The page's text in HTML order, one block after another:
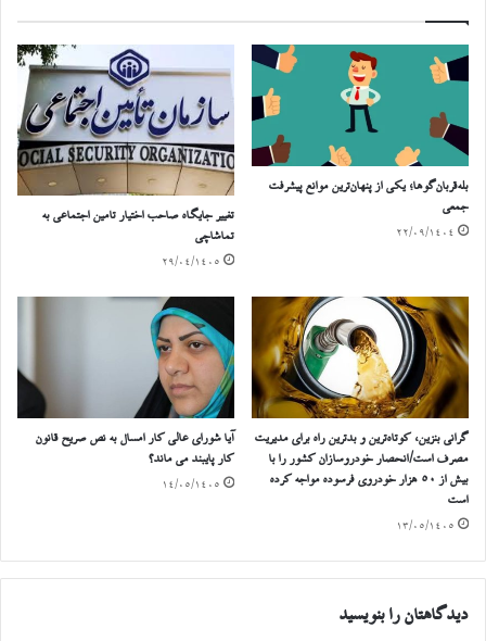
بله‌قربان‌گوها؛ یکی از پنهان‌ترین موانع پیشرفت
جمعی
۲۲/۰۹/۱۴۰۴
تغییر جایگاه صاحب اختیار تامین اجتماعی به
تماشاچی
۲۹/۰۴/۱۴۰۵
گرانی بنزین، کوتاه‌ترین و بدترین راه برای مدیریت
مصرف است/انحصار خودروسازان کشور را با
بیش از ۵۰ هزار خودروی فرسوده مواجه کرده
است
۱۳/۰۵/۱۴۰۵
آیا شورای عالی کار امسال به نص صریح قانون
کار پایبند می ماند؟
۱۴/۰۵/۱۴۰۵
دیدگاهتان را بنویسید